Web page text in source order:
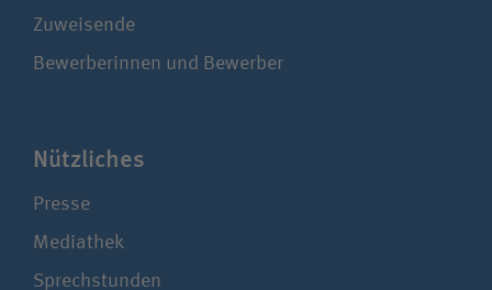
Zuweisende
Bewerberinnen und Bewerber
Nützliches
Presse
Mediathek
Sprechstunden